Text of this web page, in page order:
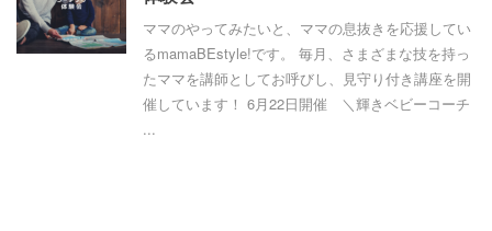
ママのやってみたいと、ママの息抜きを応援してい
るmamaBEstyle!です。 毎月、さまざまな技を持っ
たママを講師としてお呼びし、見守り付き講座を開
催しています！ 6月22日開催 ＼輝きベビーコーチ
...